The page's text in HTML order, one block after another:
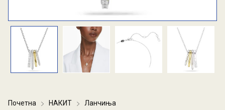
Почетна НАКИТ Ланчиња